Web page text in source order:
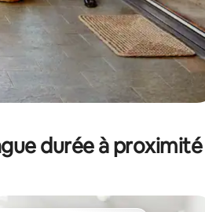
durée à proximité